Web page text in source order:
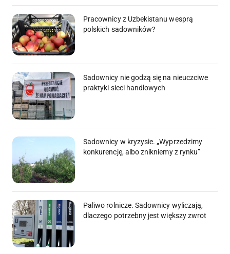
Pracownicy z Uzbekistanu wesprą
polskich sadowników?
Sadownicy nie godzą się na nieuczciwe
praktyki sieci handlowych
Sadownicy w kryzysie. „Wyprzedzimy
konkurencję, albo znikniemy z rynku”
Paliwo rolnicze. Sadownicy wyliczają,
dlaczego potrzebny jest większy zwrot